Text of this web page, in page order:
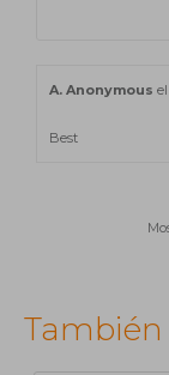
A. Anonymous
Best